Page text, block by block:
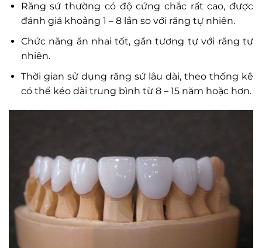
Răng sứ thường có độ cứng chắc rất cao, được
đánh giá khoảng 1 – 8 lần so với răng tự nhiên.
Chức năng ăn nhai tốt, gần tương tự với răng tự
nhiên.
Thời gian sử dụng răng sứ lâu dài, theo thống kê
có thể kéo dài trung bình từ 8 – 15 năm hoặc hơn.